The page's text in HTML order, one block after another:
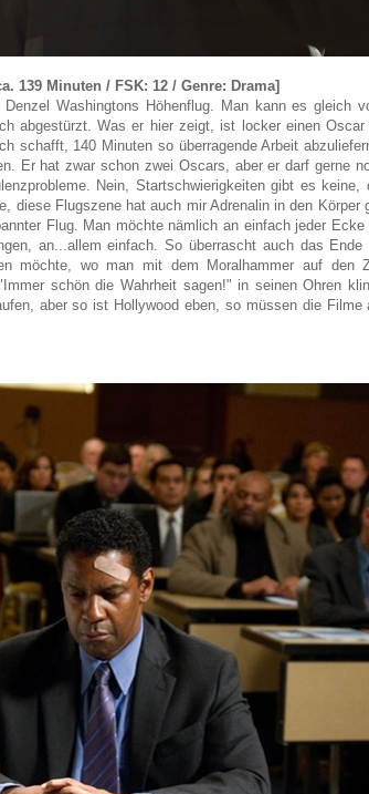
139 Minuten / FSK: 12 / Genre: Drama]
Washingtons Höhenflug. Man kann es gleich
abgestürzt. Was er hier zeigt, ist locker einen
schafft, 140 Minuten so überragende Arbeit
Er hat zwar schon zwei Oscars, aber er darf gerne
Nein, Startschwierigkeiten gibt es
diese Flugszene hat auch mir Adrenalin in den Körper
Flug. Man möchte nämlich an einfach jeder
an...allem einfach. So überrascht auch das
möchte, wo man mit dem Moralhammer auf den
schön die Wahrheit sagen!" in seinen Ohren
aber so ist Hollywood eben, so müssen die Filme